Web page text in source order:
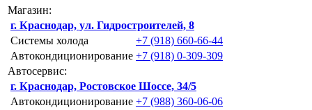
Магазин:
г. Краснодар, ул. Гидростроителей, 8
Системы холода
+7 (918) 660-66-44
Автокондиционирование +7 (918) 0-309-309
Автосервис:
г. Краснодар, Ростовское Шоссе, 34/5
Автокондиционирование +7 (988) 360-06-06